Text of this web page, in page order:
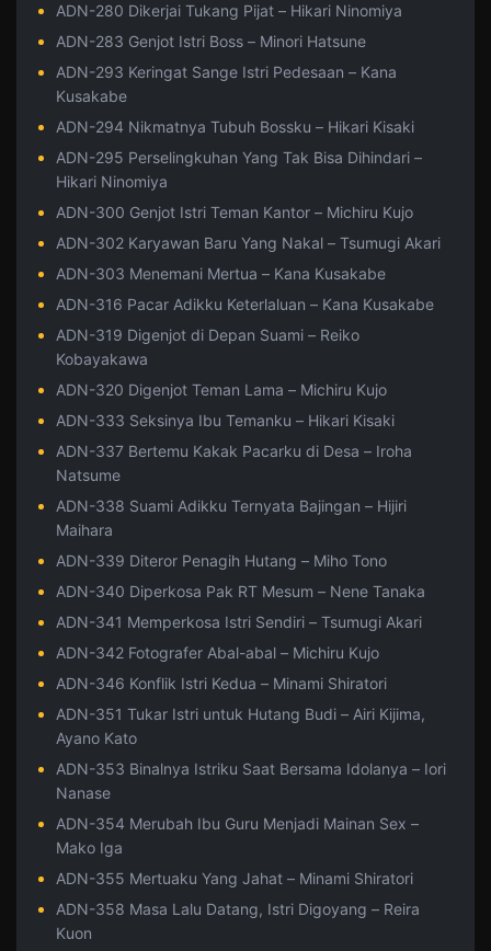
ADN-280 Dikerjai Tukang Pijat – Hikari Ninomiya
ADN-283 Genjot Istri Boss – Minori Hatsune
ADN-293 Keringat Sange Istri Pedesaan – Kana
Kusakabe
ADN-294 Nikmatnya Tubuh Bossku – Hikari Kisaki
ADN-295 Perselingkuhan Yang Tak Bisa Dihindari –
Hikari Ninomiya
ADN-300 Genjot Istri Teman Kantor – Michiru Kujo
ADN-302 Karyawan Baru Yang Nakal – Tsumugi Akari
ADN-303 Menemani Mertua – Kana Kusakabe
ADN-316 Pacar Adikku Keterlaluan – Kana Kusakabe
ADN-319 Digenjot di Depan Suami – Reiko
Kobayakawa
ADN-320 Digenjot Teman Lama – Michiru Kujo
ADN-333 Seksinya Ibu Temanku – Hikari Kisaki
ADN-337 Bertemu Kakak Pacarku di Desa – Iroha
Natsume
ADN-338 Suami Adikku Ternyata Bajingan – Hijiri
Maihara
ADN-339 Diteror Penagih Hutang – Miho Tono
ADN-340 Diperkosa Pak RT Mesum – Nene Tanaka
ADN-341 Memperkosa Istri Sendiri – Tsumugi Akari
ADN-342 Fotografer Abal-abal – Michiru Kujo
ADN-346 Konflik Istri Kedua – Minami Shiratori
ADN-351 Tukar Istri untuk Hutang Budi – Airi Kijima,
Ayano Kato
ADN-353 Binalnya Istriku Saat Bersama Idolanya – Iori
Nanase
ADN-354 Merubah Ibu Guru Menjadi Mainan Sex –
Mako Iga
ADN-355 Mertuaku Yang Jahat – Minami Shiratori
ADN-358 Masa Lalu Datang, Istri Digoyang – Reira
Kuon